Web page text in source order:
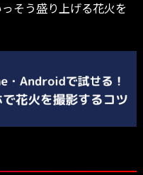
そう盛り上げる花火を